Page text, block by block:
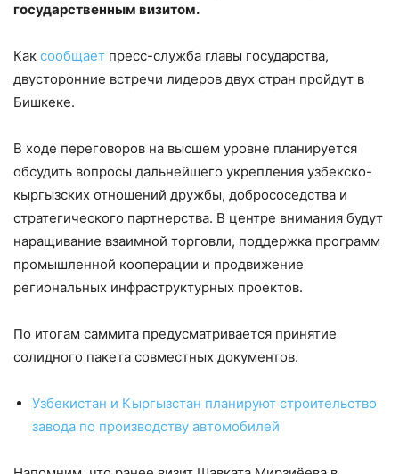
государственным визитом.
Как сообщает пресс-служба главы государства,
двусторонние встречи лидеров двух стран пройдут в
Бишкеке.
В ходе переговоров на высшем уровне планируется
обсудить вопросы дальнейшего укрепления узбекско-
кыргызских отношений дружбы, добрососедства и
стратегического партнерства. В центре внимания будут
наращивание взаимной торговли, поддержка программ
промышленной кооперации и продвижение
региональных инфраструктурных проектов.
По итогам саммита предусматривается принятие
солидного пакета совместных документов.
Узбекистан и Кыргызстан планируют строительство
завода по производству автомобилей